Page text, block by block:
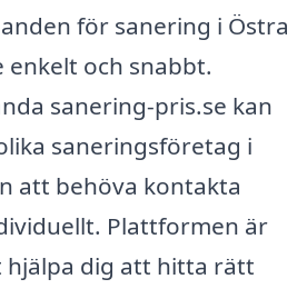
för sanering i Östra
enkelt och snabbt.
sanering-pris.se kan
saneringsföretag i
att behöva kontakta
Plattformen är
hjälpa dig att hitta rätt